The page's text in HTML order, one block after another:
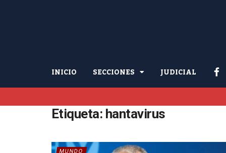
INICIO SECCIONES JUDICIAL
Etiqueta: hantavirus
MUNDO